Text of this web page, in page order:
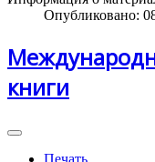
Опубликовано:
книги
Печать